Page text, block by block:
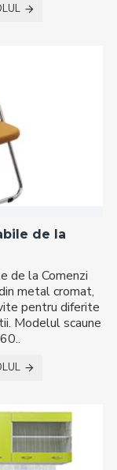
de la
de la Comenzi
metal cromat,
pentru diferite
Modelul scaune